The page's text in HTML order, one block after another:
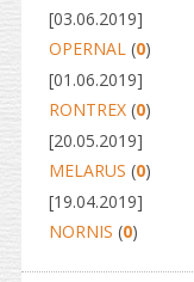
[03.06.2019]
OPERNAL (0)
[01.06.2019]
RONTREX (0)
[20.05.2019]
MELARUS (0)
[19.04.2019]
NORNIS (0)